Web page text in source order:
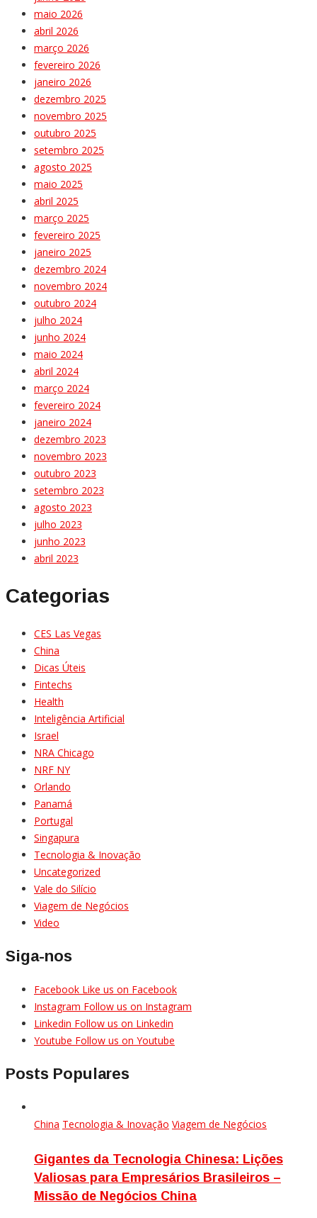
maio 2026
abril 2026
março 2026
fevereiro 2026
janeiro 2026
dezembro 2025
novembro 2025
outubro 2025
setembro 2025
agosto 2025
maio 2025
abril 2025
março 2025
fevereiro 2025
janeiro 2025
dezembro 2024
novembro 2024
outubro 2024
julho 2024
junho 2024
maio 2024
abril 2024
março 2024
fevereiro 2024
janeiro 2024
dezembro 2023
novembro 2023
outubro 2023
setembro 2023
agosto 2023
julho 2023
junho 2023
abril 2023
Categorias
CES Las Vegas
China
Dicas Úteis
Fintechs
Health
Inteligência Artificial
Israel
NRA Chicago
NRF NY
Orlando
Panamá
Portugal
Singapura
Tecnologia & Inovação
Uncategorized
Vale do Silício
Viagem de Negócios
Video
Siga-nos
Facebook Like us on Facebook
Instagram Follow us on Instagram
Linkedin Follow us on Linkedin
Youtube Follow us on Youtube
Posts Populares
China Tecnologia & Inovação Viagem de Negócios
Gigantes da Tecnologia Chinesa: Lições
Valiosas para Empresários Brasileiros –
Missão de Negócios China